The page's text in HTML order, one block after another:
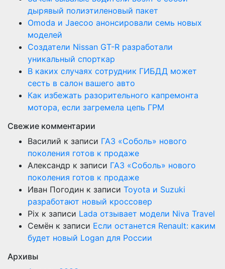
дырявый полиэтиленовый пакет
Оmoda и Jaecoo анонсировали семь новых
моделей
Создатели Nissan GT-R разработали
уникальный спорткар
В каких случаях сотрудник ГИБДД может
сесть в салон вашего авто
Как избежать разорительного капремонта
мотора, если загремела цепь ГРМ
Свежие комментарии
Василий к записи ГАЗ «Соболь» нового
поколения готов к продаже
Александр к записи ГАЗ «Соболь» нового
поколения готов к продаже
Иван Погодин к записи Toyota и Suzuki
разработают новый кроссовер
Pix к записи Lada отзывает модели Niva Travel
Семён к записи Если останется Renault: каким
будет новый Logan для России
Архивы